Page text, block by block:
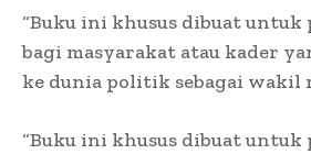
“Buku ini khusus dibuat
bagi masyarakat atau kader
ke dunia politik sebagai wakil
“Buku ini khusus dibuat